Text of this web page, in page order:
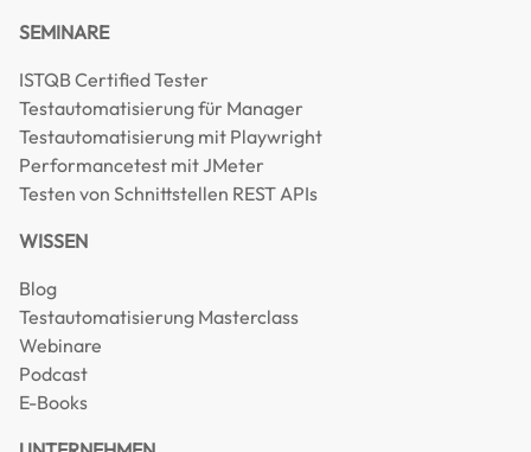
SEMINARE
ISTQB Certified Tester
Testautomatisierung für Manager
Testautomatisierung mit Playwright
Performancetest mit JMeter
Testen von Schnittstellen REST APIs
WISSEN
Blog
Testautomatisierung Masterclass
Webinare
Podcast
E-Books